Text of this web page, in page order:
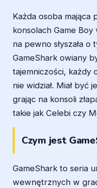
Każda osoba mająca
konsolach Game
na pewno słyszała
GameShark owiany
tajemniczości, każdy
nie widział. Miał być
grając na konsoli
takie jak Celebi czy
Czym jest
GameShark to seria
wewnętrznych w